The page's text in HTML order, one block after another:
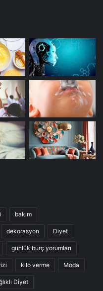
bakım
dekorasyon Diyet
günlük burç yorumları
kilo verme Moda
Diyet